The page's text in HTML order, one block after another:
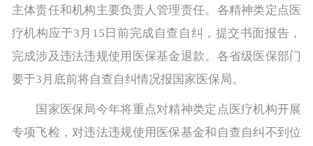
主体责任和机构主要负责人管理责任。各精神类定点医
疗机构应于3月15日前完成自查自纠，提交书面报告，
完成涉及违法违规使用医保基金退款。各省级医保部门
要于3月底前将自查自纠情况报国家医保局。
国家医保局今年将重点对精神类定点医疗机构开展
专项飞检，对违法违规使用医保基金和自查自纠不到位